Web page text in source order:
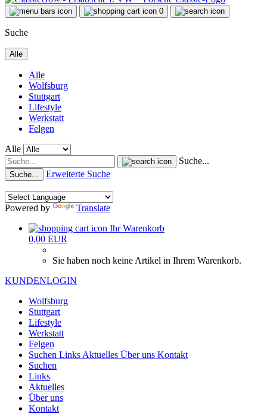
0
Suche
Alle
Alle
Wolfsburg
Stuttgart
Lifestyle
Werkstatt
Felgen
Alle
Suche...
Suche... Erweiterte Suche
Powered by
Translate
Ihr Warenkorb
0,00 EUR
Sie haben noch keine Artikel in Ihrem Warenkorb.
KUNDENLOGIN
Wolfsburg
Stuttgart
Lifestyle
Werkstatt
Felgen
Suchen Links Aktuelles Über uns Kontakt
Suchen
Links
Aktuelles
Über uns
Kontakt